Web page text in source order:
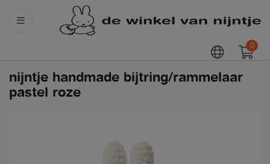
0
nijntje handmade bijtring/rammelaar
pastel roze